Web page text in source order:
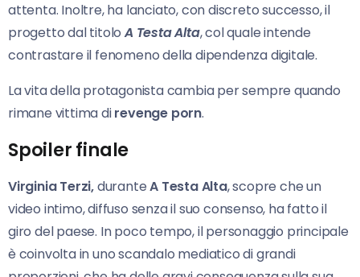
attenta. Inoltre, ha lanciato, con discreto successo, il
progetto dal titoloA Testa Alta, col quale intende
contrastare il fenomeno della dipendenza digitale.
La vita della protagonista cambia per sempre quando
rimane vittima direvenge porn.
Spoiler finale
Virginia Terzi,duranteA Testa Alta, scopre che un
video intimo, diffuso senza il suo consenso, ha fatto il
giro del paese. In poco tempo, il personaggio principale
è coinvolta in uno scandalo mediatico di grandi